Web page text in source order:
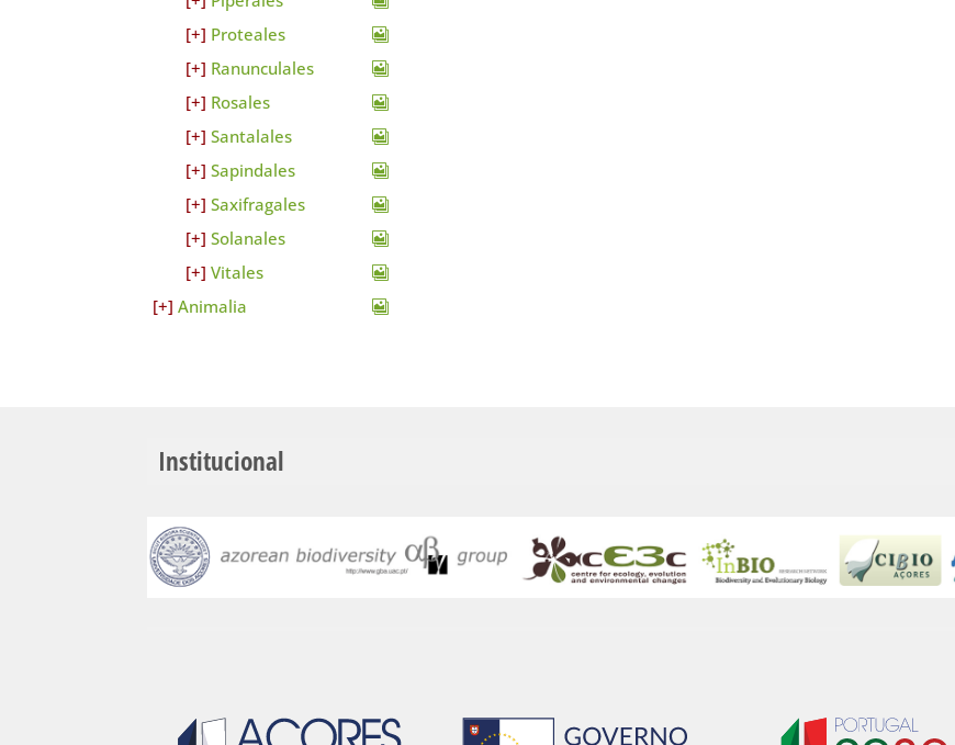
Proteales
Ranunculales
Rosales
Santalales
Sapindales
Saxifragales
Solanales
Vitales
Animalia
Institucional